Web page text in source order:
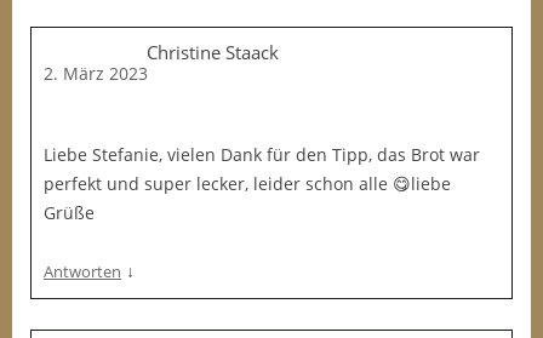
Christine Staack
2. März 2023
Liebe Stefanie, vielen Dank für den Tipp, das Brot war
perfekt und super lecker, leider schon alle 😋liebe
Grüße
Antworten ↓